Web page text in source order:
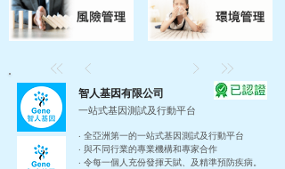
智人基因有限公司
一站式基因測試及行動平台
‧ 全亞洲第一的一站式基因測試及行動平台
‧ 與不同行業的專業機構和專家合作
‧ 令每一個人充份發揮天賦、及精準預防疾病。